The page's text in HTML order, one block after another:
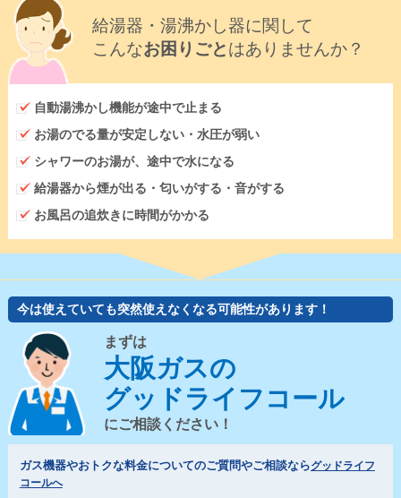
給湯器・湯沸かし器に関して
こんなお困りごとはありませんか？
自動湯沸かし機能が途中で止まる
お湯のでる量が安定しない・水圧が弱い
シャワーのお湯が、途中で水になる
給湯器から煙が出る・匂いがする・音がする
お風呂の追炊きに時間がかかる
今は使えていても突然使えなくなる可能性があります！
まずは
大阪ガスの
グッドライフコール
にご相談ください！
ガス機器やおトクな料金についてのご質問やご相談ならグッドライフ
コールへ